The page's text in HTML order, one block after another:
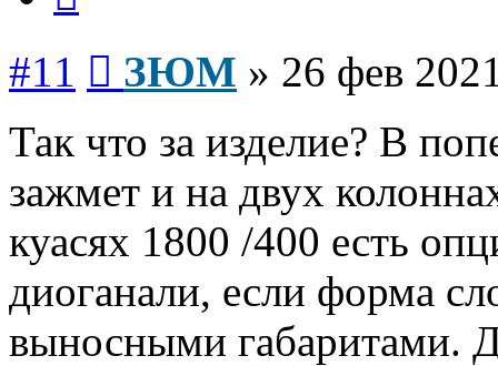
#11 ЗЮМ » 26 фев
Так что за изделие? В
зажмет и на двух
куасях 1800 /400 есть
диоганали, если форма
выносными габаритами.